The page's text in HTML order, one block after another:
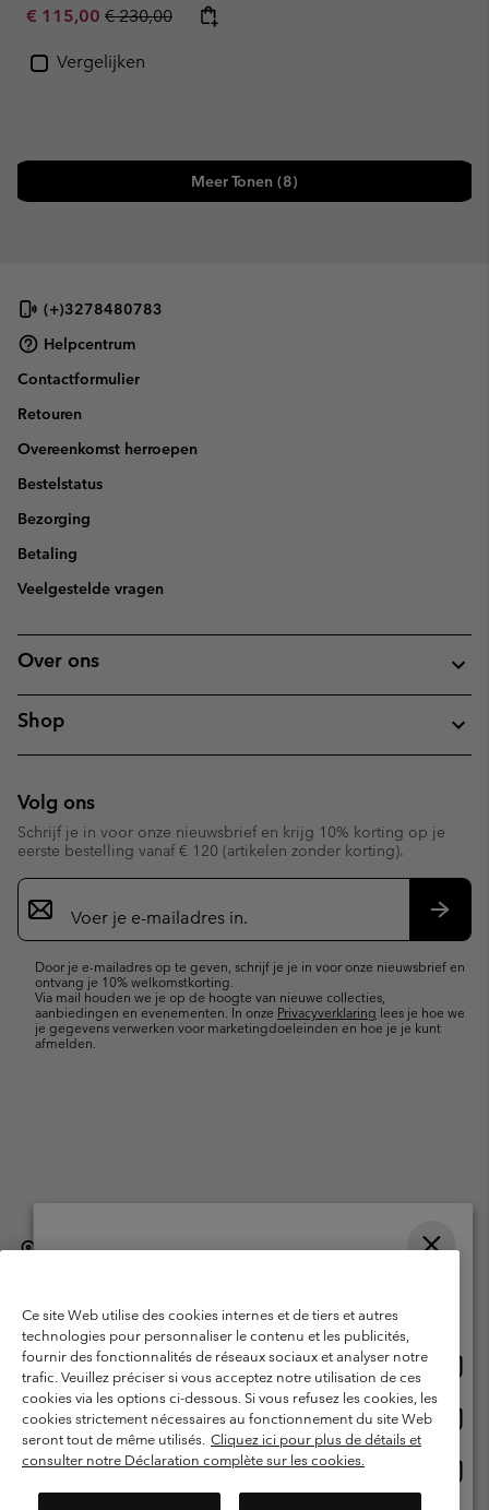
Sale price:
€ 115,00 Regular price:
€ 230,00
Vergelijken
Meer Tonen (8)
(+)3278480783
Helpcentrum
Contactformulier
Retouren
Overeenkomst herroepen
Bestelstatus
Bezorging
Betaling
Veelgestelde vragen
Over ons
Shop
Volg ons
Schrijf je in voor onze nieuwsbrief en krijg 10% korting op je
eerste bestelling vanaf € 120 (artikelen zonder korting).
Aanmelden
voor
e-
Door je e-mailadres op te geven, schrijf je je in voor onze nieuwsbrief en
ontvang je 10% welkomstkorting.
Via mail houden we je op de hoogte van nieuwe collecties,
aanbiedingen en evenementen. In onze Privacyverklaring lees je hoe we
je gegevens verwerken voor marketingdoeleinden en hoe je je kunt
afmelden.
België (Nederlands) | English ›| français ›
Gebruiksvoorwaarden
Verkoopvoorwaarden
Garantie
Privacybeleid
Gebruiksvoorwaarden voor lidmaatschap
Voorwaarden voor door gebruikers gegenereerde inhoud
Impressum
Cookies
Helpcentrum: Maan-Vrij. 9:00 - 13:00 & 14:00- 18:00
Ce site Web utilise des cookies internes et de tiers et autres
technologies pour personnaliser le contenu et les publicités,
fournir des fonctionnalités de réseaux sociaux et analyser notre
trafic. Veuillez préciser si vous acceptez notre utilisation de ces
cookies via les options ci-dessous. Si vous refusez les cookies, les
cookies strictement nécessaires au fonctionnement du site Web
seront tout de même utilisés. Cliquez ici pour plus de détails et
consulter notre Déclaration complète sur les cookies.
Online shoppen beschikbaar
United States
Belgium-English
Belgium-Français